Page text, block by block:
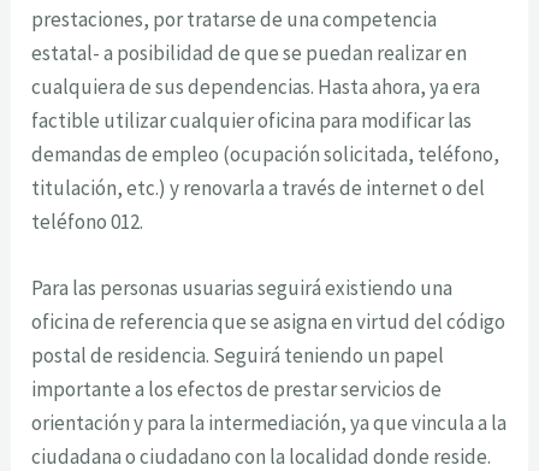
prestaciones, por tratarse de una competencia
estatal- a posibilidad de que se puedan realizar en
cualquiera de sus dependencias. Hasta ahora, ya era
factible utilizar cualquier oficina para modificar las
demandas de empleo (ocupación solicitada, teléfono,
titulación, etc.) y renovarla a través de internet o del
teléfono 012.
Para las personas usuarias seguirá existiendo una
oficina de referencia que se asigna en virtud del código
postal de residencia. Seguirá teniendo un papel
importante a los efectos de prestar servicios de
orientación y para la intermediación, ya que vincula a la
ciudadana o ciudadano con la localidad donde reside.